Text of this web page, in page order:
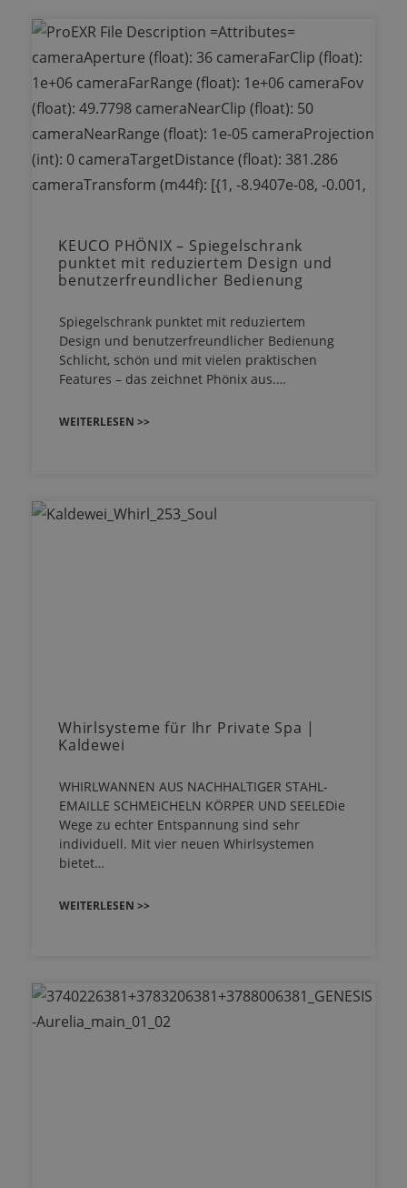
KEUCO PHÖNIX – Spiegelschrank
punktet mit reduziertem Design und
benutzerfreundlicher Bedienung
Spiegelschrank punktet mit reduziertem
Design und benutzerfreundlicher Bedienung
Schlicht, schön und mit vielen praktischen
Features – das zeichnet Phönix aus.…
WEITERLESEN >>
Whirlsysteme für Ihr Private Spa |
Kaldewei
WHIRLWANNEN AUS NACHHALTIGER STAHL-
EMAILLE SCHMEICHELN KÖRPER UND SEELEDie
Wege zu echter Entspannung sind sehr
individuell. Mit vier neuen Whirlsystemen
bietet…
WEITERLESEN >>